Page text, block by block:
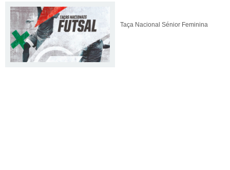
Taça Nacional Sénior Feminina